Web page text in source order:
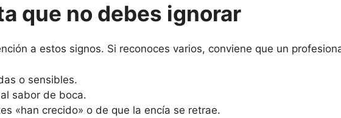
que no debes ignorar
a estos signos. Si reconoces varios, conviene que un
o sensibles.
sabor de boca.
«han crecido» o de que la encía se retrae.